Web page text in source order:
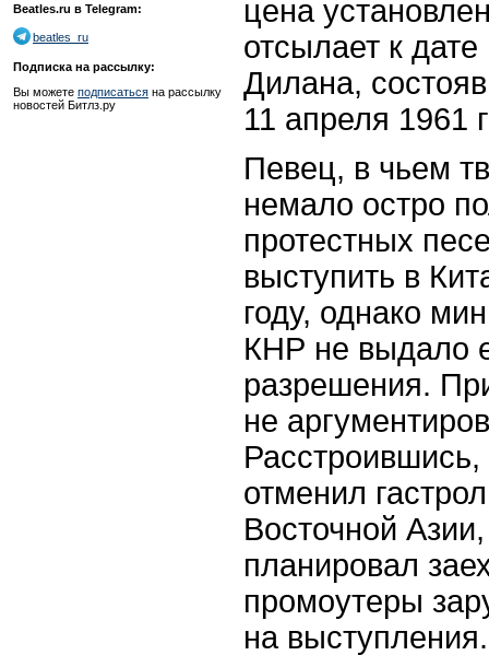
Beatles.ru в Telegram:
beatles_ru
Подписка на рассылку:
Вы можете подписаться на рассылку
новостей Битлз.ру
цена
отсылает к
Дилана,
11 апреля 1961
Певец, в чьем
немало остро
протестных
выступить в
году, однако
КНР не выдало
разрешения.
не
отменил
Восточной
планировал
промоутеры
на выступления.